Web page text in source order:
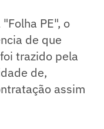
PE", o
de que
trazido pela
de,
assim